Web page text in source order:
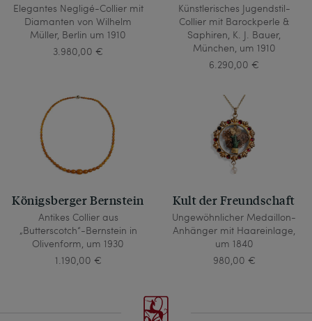
Elegantes Negligé-Collier mit
Diamanten von Wilhelm
Müller, Berlin um 1910
3.980,00 €
Künstlerisches Jugendstil-
Collier mit Barockperle &
Saphiren, K. J. Bauer,
München, um 1910
6.290,00 €
Königsberger Bernstein
Antikes Collier aus
„Butterscotch“-Bernstein in
Olivenform, um 1930
1.190,00 €
Kult der Freundschaft
Ungewöhnlicher Medaillon-
Anhänger mit Haareinlage,
um 1840
980,00 €